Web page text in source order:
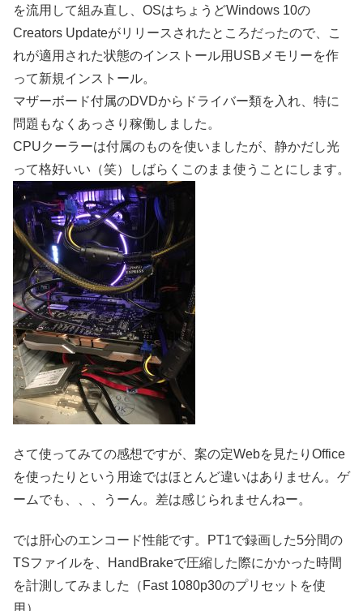
を流用して組み直し、OSはちょうどWindows 10の
Creators Updateがリリースされたところだったので、こ
れが適用された状態のインストール用USBメモリーを作
って新規インストール。
マザーボード付属のDVDからドライバー類を入れ、特に
問題もなくあっさり稼働しました。
CPUクーラーは付属のものを使いましたが、静かだし光
って格好いい（笑）しばらくこのまま使うことにします。
さて使ってみての感想ですが、案の定Webを見たりOffice
を使ったりという用途ではほとんど違いはありません。ゲ
ームでも、、、うーん。差は感じられませんねー。
では肝心のエンコード性能です。PT1で録画した5分間の
TSファイルを、HandBrakeで圧縮した際にかかった時間
を計測してみました（Fast 1080p30のプリセットを使